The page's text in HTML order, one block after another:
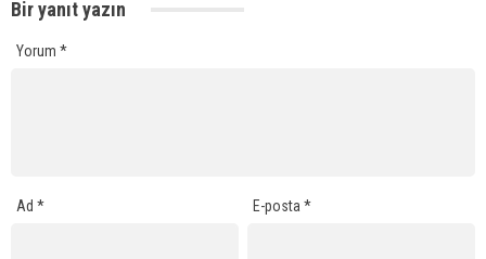
Bir yanıt yazın
Yorum *
Ad * E-posta*